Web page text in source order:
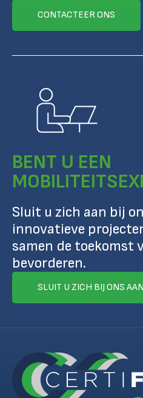
CONTACTEER ONS
BENT U EEN
Sluit u zich aan bij
innovatieve
samen de toekomst
bevorderen.
SLUIT U ZICH BIJ ONS AAN